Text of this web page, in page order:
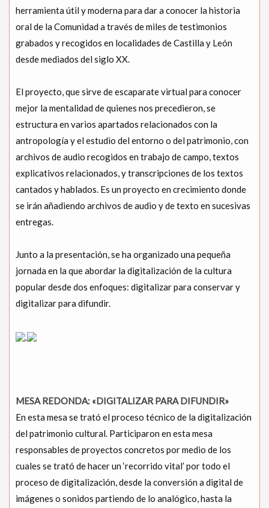
herramienta útil y moderna para dar a conocer la historia
oral de la Comunidad a través de miles de testimonios
grabados y recogidos en localidades de Castilla y León
desde mediados del siglo XX.
El proyecto, que sirve de escaparate virtual para conocer
mejor la mentalidad de quienes nos precedieron, se
estructura en varios apartados relacionados con la
antropología y el estudio del entorno o del patrimonio, con
archivos de audio recogidos en trabajo de campo, textos
explicativos relacionados, y transcripciones de los textos
cantados y hablados. Es un proyecto en crecimiento donde
se irán añadiendo archivos de audio y de texto en sucesivas
entregas.
Junto a la presentación, se ha organizado una pequeña
jornada en la que abordar la digitalización de la cultura
popular desde dos enfoques: digitalizar para conservar y
digitalizar para difundir.
MESA REDONDA: «DIGITALIZAR PARA DIFUNDIR»
En esta mesa se trató el proceso técnico de la digitalización
del patrimonio cultural. Participaron en esta mesa
responsables de proyectos concretos por medio de los
cuales se trató de hacer un ‘recorrido vital’ por todo el
proceso de digitalización, desde la conversión a digital de
imágenes o sonidos partiendo de lo analógico, hasta la